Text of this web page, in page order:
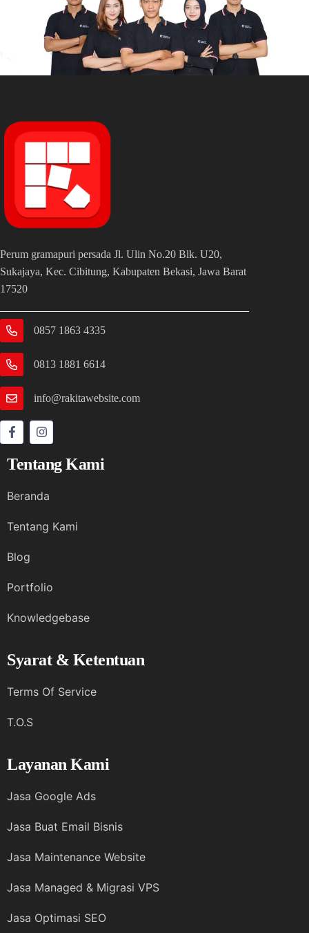
Perum gramapuri persada Jl. Ulin No.20 Blk. U20,
Sukajaya, Kec. Cibitung, Kabupaten Bekasi, Jawa Barat
17520
0857 1863 4335
0813 1881 6614
info@rakitawebsite.com
Tentang Kami
Beranda
Tentang Kami
Blog
Portfolio
Knowledgebase
Syarat & Ketentuan
Terms Of Service
T.O.S
Layanan Kami
Jasa Google Ads
Jasa Buat Email Bisnis
Jasa Maintenance Website
Jasa Managed & Migrasi VPS
Jasa Optimasi SEO